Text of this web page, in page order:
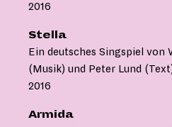
2016
Stella
Ein deutsches Singspiel von
(Musik) und Peter Lund
2016
Armida